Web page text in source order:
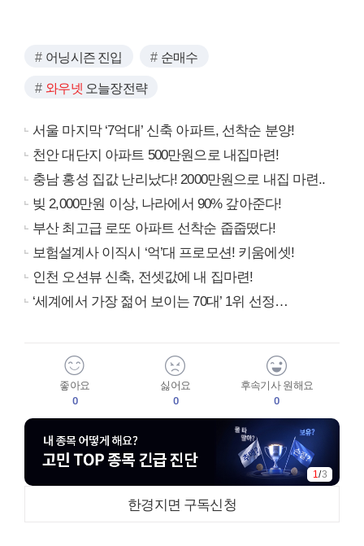
어닝시즌 진입 순매수
와우넷 오늘장전략
서울 마지막 ‘7억대’ 신축 아파트, 선착순 분양!
천안 대단지 아파트 500만원으로 내집마련!
충남 홍성 집값 난리났다! 2000만원으로 내집 마련..
빚 2,000만원 이상, 나라에서 90% 갚아준다!
부산 최고급 로또 아파트 선착순 줍줍떴다!
보험설계사 이직시 ‘억’대 프로모션! 키움에셋!
인천 오션뷰 신축, 전셋값에 내 집마련!
‘세계에서 가장 젊어 보이는 70대’ 1위 선정…
좋아요
0
싫어요
0
후속기사 원해요
0
1/3
한경지면 구독신청